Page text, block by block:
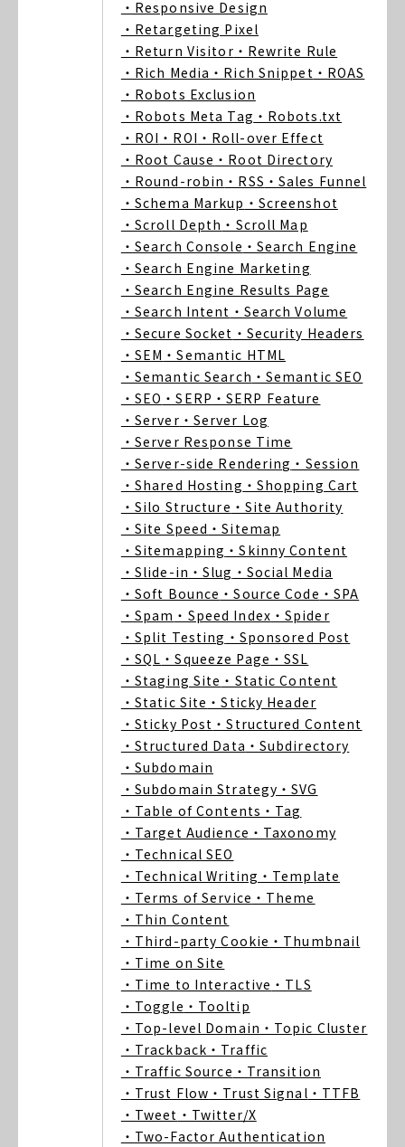
・Responsive Design
・Retargeting Pixel
・Return Visitor ・Rewrite Rule
・Rich Media ・Rich Snippet ・ROAS
・Robots Exclusion
・Robots Meta Tag ・Robots.txt
・ROI ・ROI ・Roll-over Effect
・Root Cause ・Root Directory
・Round-robin ・RSS ・Sales Funnel
・Schema Markup ・Screenshot
・Scroll Depth ・Scroll Map
・Search Console ・Search Engine
・Search Engine Marketing
・Search Engine Results Page
・Search Intent ・Search Volume
・Secure Socket ・Security Headers
・SEM ・Semantic HTML
・Semantic Search ・Semantic SEO
・SEO ・SERP ・SERP Feature
・Server ・Server Log
・Server Response Time
・Server-side Rendering ・Session
・Shared Hosting ・Shopping Cart
・Silo Structure ・Site Authority
・Site Speed ・Sitemap
・Sitemapping ・Skinny Content
・Slide-in ・Slug ・Social Media
・Soft Bounce ・Source Code ・SPA
・Spam ・Speed Index ・Spider
・Split Testing ・Sponsored Post
・SQL ・Squeeze Page ・SSL
・Staging Site ・Static Content
・Static Site ・Sticky Header
・Sticky Post ・Structured Content
・Structured Data ・Subdirectory
・Subdomain
・Subdomain Strategy ・SVG
・Table of Contents ・Tag
・Target Audience ・Taxonomy
・Technical SEO
・Technical Writing ・Template
・Terms of Service ・Theme
・Thin Content
・Third-party Cookie ・Thumbnail
・Time on Site
・Time to Interactive ・TLS
・Toggle ・Tooltip
・Top-level Domain ・Topic Cluster
・Trackback ・Traffic
・Traffic Source ・Transition
・Trust Flow ・Trust Signal ・TTFB
・Tweet ・Twitter/X
・Two-Factor Authentication